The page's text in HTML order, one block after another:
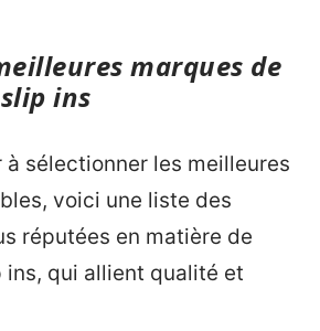
marques de
ins
à sélectionner les meilleures
voici une liste des
réputées en matière de
ins, qui allient qualité et